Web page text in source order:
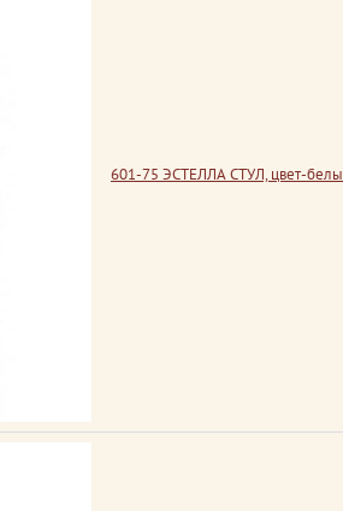
601-75 ЭСТЕЛЛА СТУЛ, цвет-